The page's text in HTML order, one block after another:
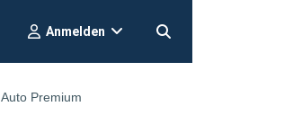
Anmelden
Auto Premium